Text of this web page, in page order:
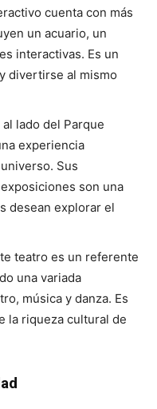
cuenta con más
un acuario, un
interactivas. Es un
divertirse al mismo
al lado del Parque
experiencia
Sus
son una
desean explorar el
teatro es un referente
una variada
música y danza. Es
la riqueza cultural de